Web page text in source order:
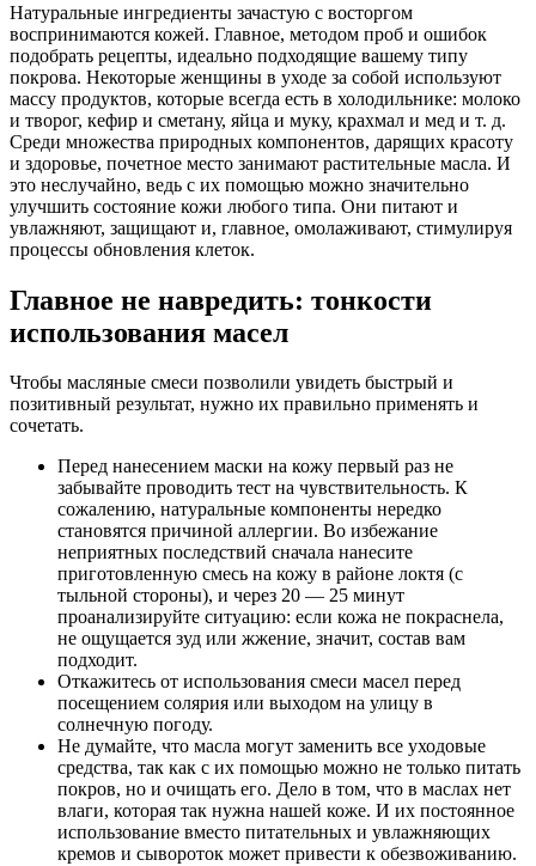
Натуральные ингредиенты зачастую с восторгом
воспринимаются кожей. Главное, методом проб и ошибок
подобрать рецепты, идеально подходящие вашему типу
покрова. Некоторые женщины в уходе за собой используют
массу продуктов, которые всегда есть в холодильнике: молоко
и творог, кефир и сметану, яйца и муку, крахмал и мед и т. д.
Среди множества природных компонентов, дарящих красоту
и здоровье, почетное место занимают растительные масла. И
это неслучайно, ведь с их помощью можно значительно
улучшить состояние кожи любого типа. Они питают и
увлажняют, защищают и, главное, омолаживают, стимулируя
процессы обновления клеток.
Главное не навредить: тонкости
использования масел
Чтобы масляные смеси позволили увидеть быстрый и
позитивный результат, нужно их правильно применять и
сочетать.
Перед нанесением маски на кожу первый раз не
забывайте проводить тест на чувствительность. К
сожалению, натуральные компоненты нередко
становятся причиной аллергии. Во избежание
неприятных последствий сначала нанесите
приготовленную смесь на кожу в районе локтя (с
тыльной стороны), и через 20 — 25 минут
проанализируйте ситуацию: если кожа не покраснела,
не ощущается зуд или жжение, значит, состав вам
подходит.
Откажитесь от использования смеси масел перед
посещением солярия или выходом на улицу в
солнечную погоду.
Не думайте, что масла могут заменить все уходовые
средства, так как с их помощью можно не только питать
покров, но и очищать его. Дело в том, что в маслах нет
влаги, которая так нужна нашей коже. И их постоянное
использование вместо питательных и увлажняющих
кремов и сывороток может привести к обезвоживанию.